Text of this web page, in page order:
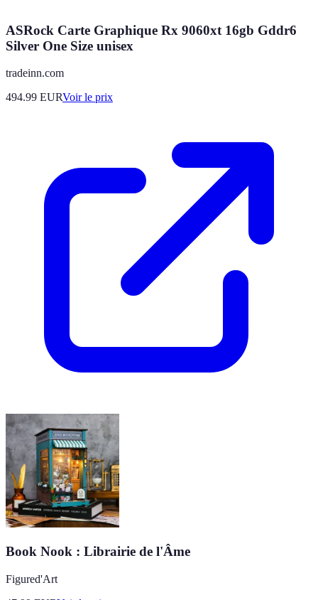
ASRock Carte Graphique Rx 9060xt 16gb Gddr6
Silver One Size unisex
tradeinn.com
494.99 EURVoir le prix
Book Nook : Librairie de l'Âme
Figured'Art